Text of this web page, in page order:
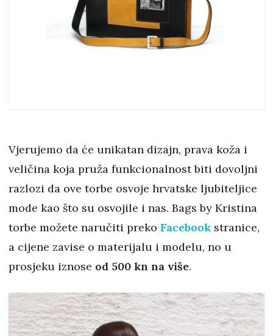
Vjerujemo da će unikatan dizajn, prava koža i
veličina koja pruža funkcionalnost biti dovoljni
razlozi da ove torbe osvoje hrvatske ljubiteljice
mode kao što su osvojile i nas. Bags by Kristina
torbe možete naručiti preko Facebook stranice,
a cijene zavise o materijalu i modelu, no u
prosjeku iznose od 500 kn na više.